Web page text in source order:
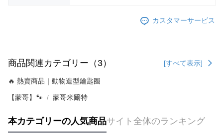
カスタマーサービス
商品関連カテゴリー（3） [すべて表示]
🔥 熱賣商品｜動物造型鑰匙圈
【蒙哥】🐾 蒙哥米爾特
本カテゴリーの人気商品サイト全体のランキング